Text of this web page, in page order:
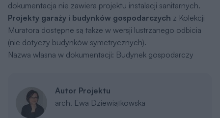
dokumentacja nie zawiera projektu instalacji sanitarnych.
Projekty garaży i budynków gospodarczych z Kolekcji
Muratora dostępne są także w wersji lustrzanego odbicia
(nie dotyczy budynków symetrycznych).
Nazwa własna w dokumentacji: Budynek gospodarczy
Autor Projektu
arch. Ewa Dziewiątkowska